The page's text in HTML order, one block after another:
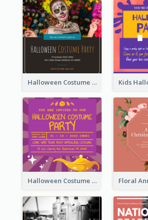
Halloween Costume Party Invitation
Halloween Costume Party Invitation